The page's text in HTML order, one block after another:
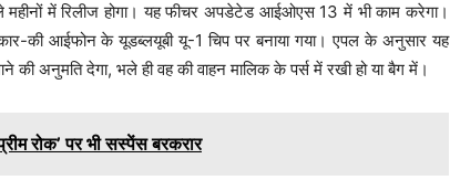
में रिलीज होगा। यह फीचर अपडेटेड आईओएस 13 में भी काम करेगा।
की आईफोन के यूडब्लयूबी यू-1 चिप पर बनाया गया। एपल के अनुसार यह
की अनुमति देगा, भले ही वह की वाहन मालिक के पर्स में रखी हो या बैग में।
रोक’ पर भी सस्पेंस बरकरार